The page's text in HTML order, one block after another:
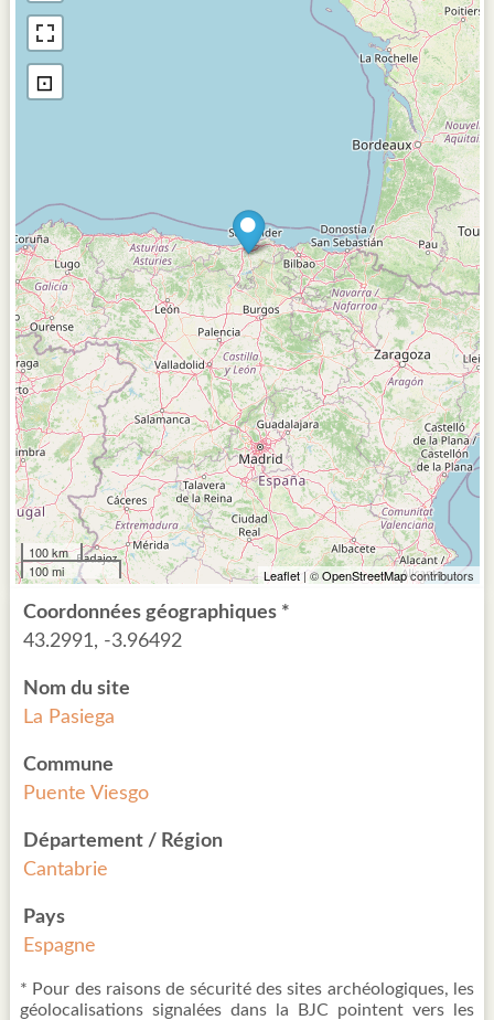
⊡
100 km
100 mi
Leaflet| ©OpenStreetMapcontributors
Coordonnées géographiques *
43.2991, -3.96492
Nom du site
La Pasiega
Commune
Puente Viesgo
Département / Région
Cantabrie
Pays
Espagne
* Pour des raisons de sécurité des sites archéologiques, les
géolocalisations signalées dans la BJC pointent vers les